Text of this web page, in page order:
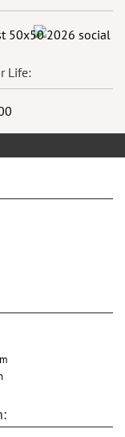
Life: